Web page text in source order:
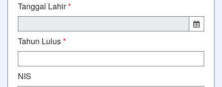
Tanggal Lahir*
Tahun Lulus*
NIS